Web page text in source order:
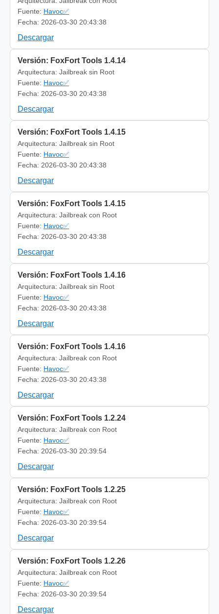
Fuente: Havoc✅
Fecha: 2026-03-30 20:43:38
Descargar
Versión: FoxFort Tools 1.4.14
Arquitectura: Jailbreak sin Root
Fuente: Havoc✅
Fecha: 2026-03-30 20:43:38
Descargar
Versión: FoxFort Tools 1.4.15
Arquitectura: Jailbreak sin Root
Fuente: Havoc✅
Fecha: 2026-03-30 20:43:38
Descargar
Versión: FoxFort Tools 1.4.15
Arquitectura: Jailbreak con Root
Fuente: Havoc✅
Fecha: 2026-03-30 20:43:38
Descargar
Versión: FoxFort Tools 1.4.16
Arquitectura: Jailbreak sin Root
Fuente: Havoc✅
Fecha: 2026-03-30 20:43:38
Descargar
Versión: FoxFort Tools 1.4.16
Arquitectura: Jailbreak con Root
Fuente: Havoc✅
Fecha: 2026-03-30 20:43:38
Descargar
Versión: FoxFort Tools 1.2.24
Arquitectura: Jailbreak con Root
Fuente: Havoc✅
Fecha: 2026-03-30 20:39:54
Descargar
Versión: FoxFort Tools 1.2.25
Arquitectura: Jailbreak con Root
Fuente: Havoc✅
Fecha: 2026-03-30 20:39:54
Descargar
Versión: FoxFort Tools 1.2.26
Arquitectura: Jailbreak con Root
Fuente: Havoc✅
Fecha: 2026-03-30 20:39:54
Descargar